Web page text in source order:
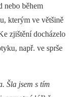
nebo během
kterým ve většině
zjištění docházelo
např. ve sprše
Šla jsem s tím